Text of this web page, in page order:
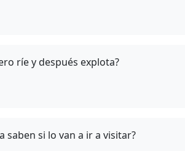
ríe y después explota?
saben si lo van a ir a visitar?